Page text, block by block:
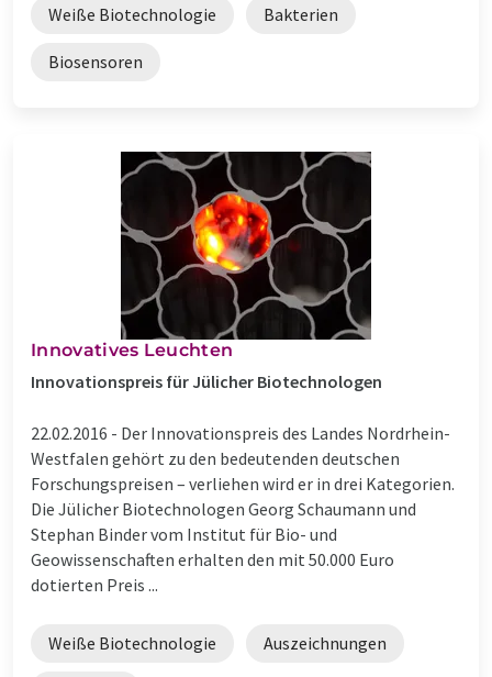
Weiße Biotechnologie Bakterien
Biosensoren
Innovatives Leuchten
Innovationspreis für Jülicher Biotechnologen
22.02.2016 - Der Innovationspreis des Landes Nordrhein-
Westfalen gehört zu den bedeutenden deutschen
Forschungspreisen – verliehen wird er in drei Kategorien.
Die Jülicher Biotechnologen Georg Schaumann und
Stephan Binder vom Institut für Bio- und
Geowissenschaften erhalten den mit 50.000 Euro
dotierten Preis ...
Weiße Biotechnologie Auszeichnungen